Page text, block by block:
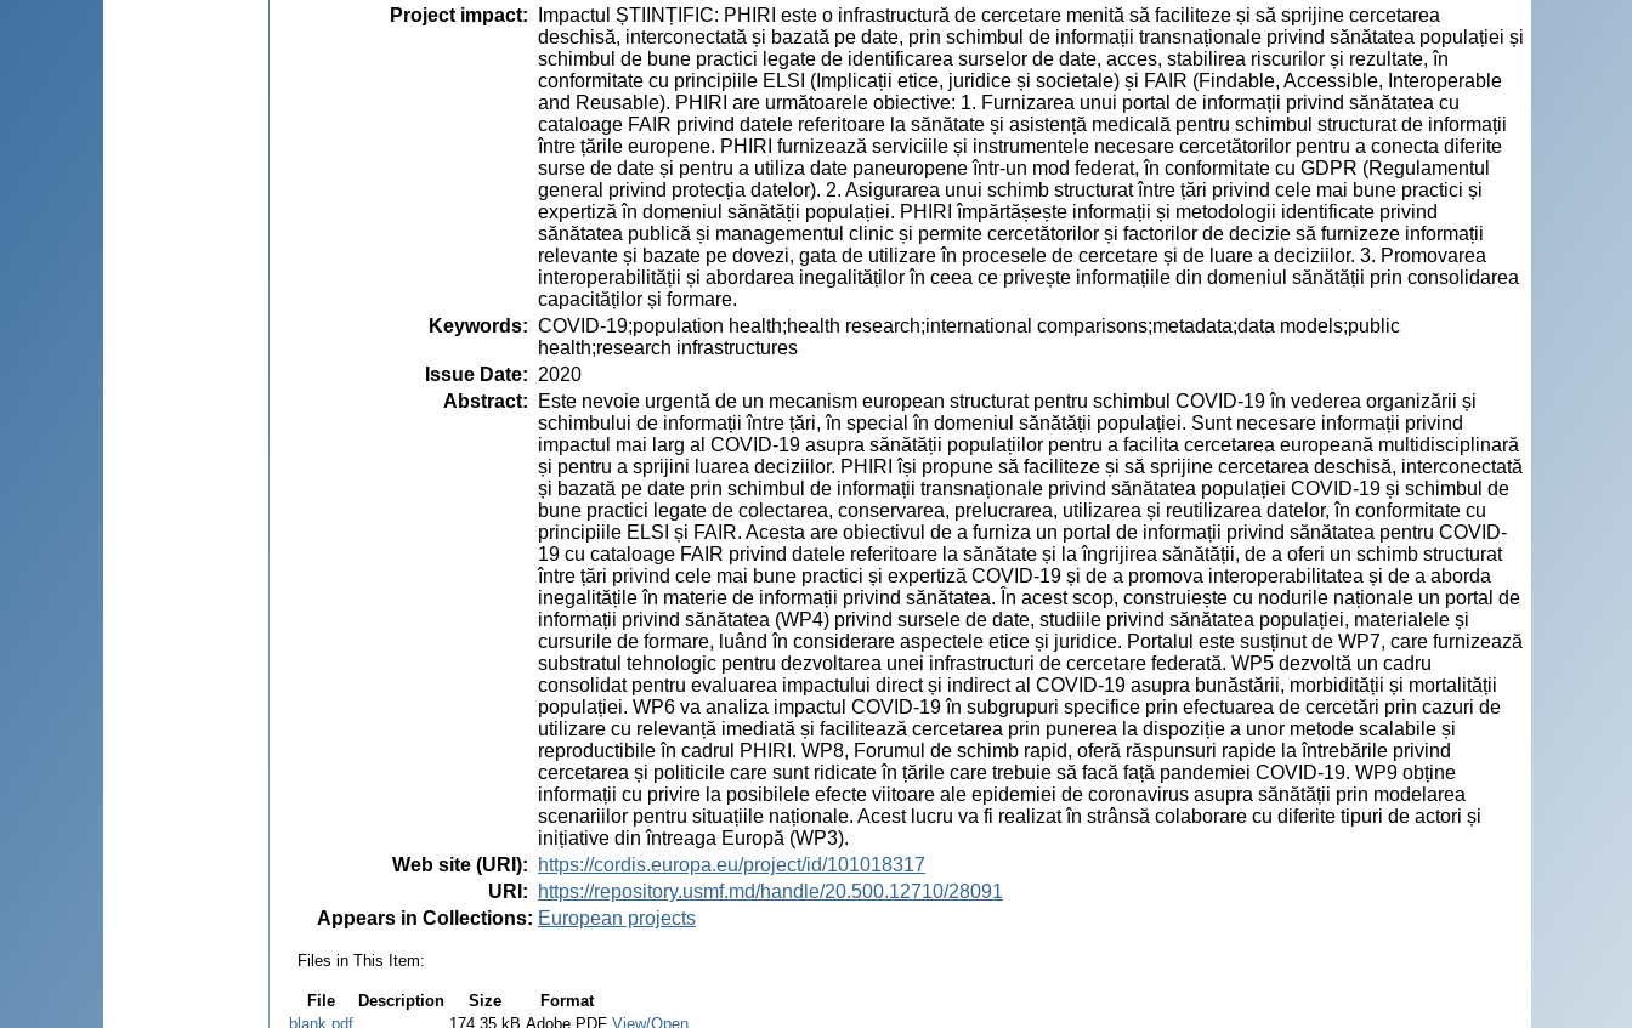
Project impact:
Impactul ȘTIINȚIFIC: PHIRI este o infrastructură de cercetare menită să faciliteze și să sprijine cercetarea
deschisă, interconectată și bazată pe date, prin schimbul de informații transnaționale privind sănătatea populației și
schimbul de bune practici legate de identificarea surselor de date, acces, stabilirea riscurilor și rezultate, în
conformitate cu principiile ELSI (Implicații etice, juridice și societale) și FAIR (Findable, Accessible, Interoperable
and Reusable). PHIRI are următoarele obiective: 1. Furnizarea unui portal de informații privind sănătatea cu
cataloage FAIR privind datele referitoare la sănătate și asistență medicală pentru schimbul structurat de informații
între țările europene. PHIRI furnizează serviciile și instrumentele necesare cercetătorilor pentru a conecta diferite
surse de date și pentru a utiliza date paneuropene într-un mod federat, în conformitate cu GDPR (Regulamentul
general privind protecția datelor). 2. Asigurarea unui schimb structurat între țări privind cele mai bune practici și
expertiză în domeniul sănătății populației. PHIRI împărtășește informații și metodologii identificate privind
sănătatea publică și managementul clinic și permite cercetătorilor și factorilor de decizie să furnizeze informații
relevante și bazate pe dovezi, gata de utilizare în procesele de cercetare și de luare a deciziilor. 3. Promovarea
interoperabilității și abordarea inegalităților în ceea ce privește informațiile din domeniul sănătății prin consolidarea
capacităților și formare.
Keywords: COVID-19;population health;health research;international comparisons;metadata;data models;public
health;research infrastructures
Issue Date: 2020
Abstract:
Este nevoie urgentă de un mecanism european structurat pentru schimbul COVID-19 în vederea organizării și
schimbului de informații între țări, în special în domeniul sănătății populației. Sunt necesare informații privind
impactul mai larg al COVID-19 asupra sănătății populațiilor pentru a facilita cercetarea europeană multidisciplinară
și pentru a sprijini luarea deciziilor. PHIRI își propune să faciliteze și să sprijine cercetarea deschisă, interconectată
și bazată pe date prin schimbul de informații transnaționale privind sănătatea populației COVID-19 și schimbul de
bune practici legate de colectarea, conservarea, prelucrarea, utilizarea și reutilizarea datelor, în conformitate cu
principiile ELSI și FAIR. Acesta are obiectivul de a furniza un portal de informații privind sănătatea pentru COVID-
19 cu cataloage FAIR privind datele referitoare la sănătate și la îngrijirea sănătății, de a oferi un schimb structurat
între țări privind cele mai bune practici și expertiză COVID-19 și de a promova interoperabilitatea și de a aborda
inegalitățile în materie de informații privind sănătatea. În acest scop, construiește cu nodurile naționale un portal de
informații privind sănătatea (WP4) privind sursele de date, studiile privind sănătatea populației, materialele și
cursurile de formare, luând în considerare aspectele etice și juridice. Portalul este susținut de WP7, care furnizează
substratul tehnologic pentru dezvoltarea unei infrastructuri de cercetare federată. WP5 dezvoltă un cadru
consolidat pentru evaluarea impactului direct și indirect al COVID-19 asupra bunăstării, morbidității și mortalității
populației. WP6 va analiza impactul COVID-19 în subgrupuri specifice prin efectuarea de cercetări prin cazuri de
utilizare cu relevanță imediată și facilitează cercetarea prin punerea la dispoziție a unor metode scalabile și
reproductibile în cadrul PHIRI. WP8, Forumul de schimb rapid, oferă răspunsuri rapide la întrebările privind
cercetarea și politicile care sunt ridicate în țările care trebuie să facă față pandemiei COVID-19. WP9 obține
informații cu privire la posibilele efecte viitoare ale epidemiei de coronavirus asupra sănătății prin modelarea
scenariilor pentru situațiile naționale. Acest lucru va fi realizat în strânsă colaborare cu diferite tipuri de actori și
inițiative din întreaga Europă (WP3).
Web site (URI):
https://cordis.europa.eu/project/id/101018317
URI :
https://repository.usmf.md/handle/20.500.12710/28091
Appears in Collections: European projects
Files in This Item:
File Description Size
Format
blank.pdf
174.35 kB Adobe PDF View/Open